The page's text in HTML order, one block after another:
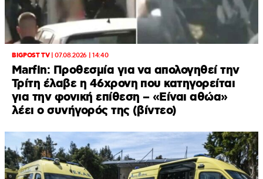
BIGPOST TV|07.08.2026 | 14:40
Marfin: Προθεσμία για να απολογηθεί την
Τρίτη έλαβε η 46χρονη που κατηγορείται
για την φονική επίθεση – «Είναι αθώα»
λέει ο συνήγορός της (βίντεο)